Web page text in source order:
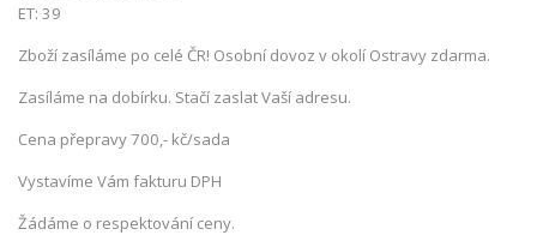
ET: 39
Zboží zasíláme po celé ČR! Osobní dovoz v okolí Ostravy zdarma.
Zasíláme na dobírku. Stačí zaslat Vaší adresu.
Cena přepravy 700,- kč/sada
Vystavíme Vám fakturu DPH
Žádáme o respektování ceny.